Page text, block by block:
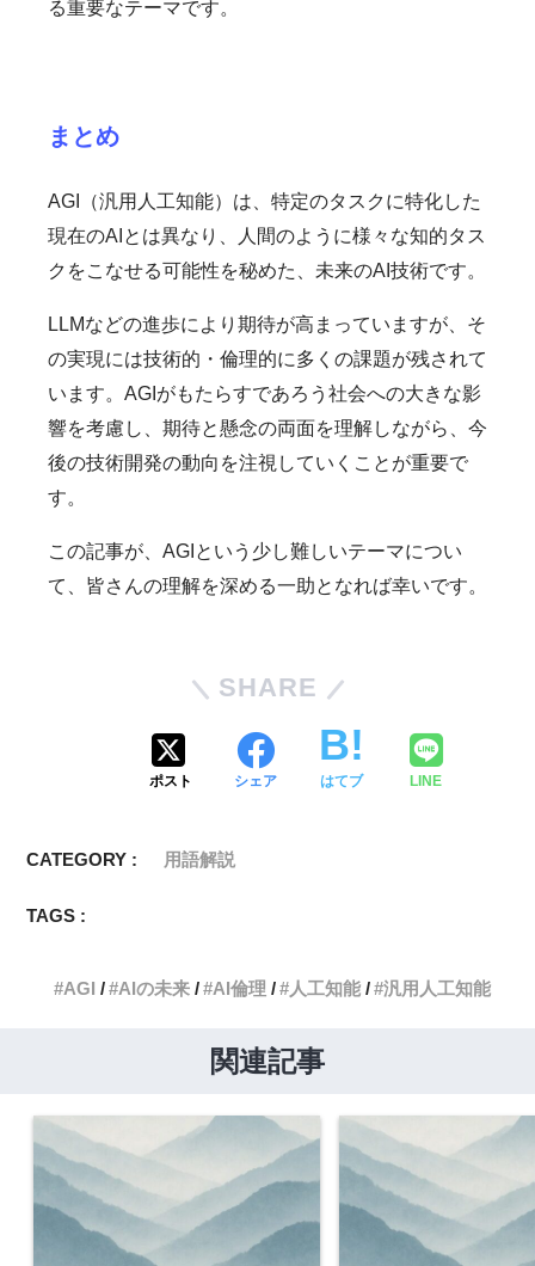
る重要なテーマです。
まとめ
AGI（汎用人工知能）は、特定のタスクに特化した
現在のAIとは異なり、人間のように様々な知的タス
クをこなせる可能性を秘めた、未来のAI技術です。
LLMなどの進歩により期待が高まっていますが、そ
の実現には技術的・倫理的に多くの課題が残されて
います。AGIがもたらすであろう社会への大きな影
響を考慮し、期待と懸念の両面を理解しながら、今
後の技術開発の動向を注視していくことが重要で
す。
この記事が、AGIという少し難しいテーマについ
て、皆さんの理解を深める一助となれば幸いです。
SHARE
ポスト シェア はてブ LINE
CATEGORY : 用語解説
TAGS :
AGI AIの未来 AI倫理 人工知能 汎用人工知能
関連記事